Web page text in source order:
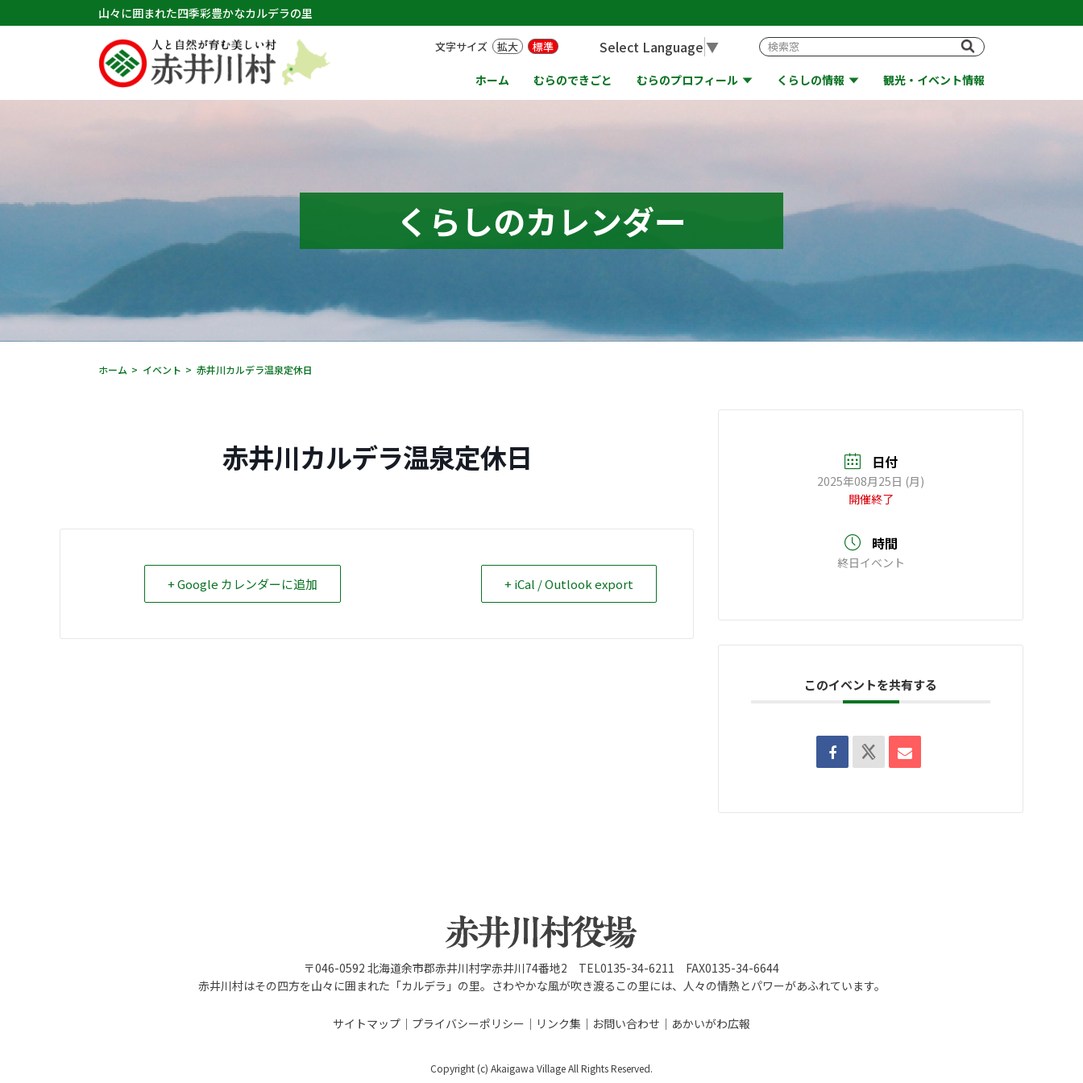
山々に囲まれた四季彩豊かなカルデラの里
ホーム むらのできごと むらのプロフィール くらしの情報 観光・イベント情報
文字サイズ 拡大 標準 Select Language▼
くらしのカレンダー
ホーム イベント 赤井川カルデラ温泉定休日
赤井川カルデラ温泉定休日
+ Google カレンダーに追加 + iCal / Outlook export
日付
2025年08月25日 (月)
開催終了
時間
終日イベント
このイベントを共有する
〒046-0592 北海道余市郡赤井川村字赤井川74番地2 TEL0135-34-6211 FAX0135-34-6644
赤井川村はその四方を山々に囲まれた「カルデラ」の里。さわやかな風が吹き渡るこの里には、人々の情熱とパワーがあふれています。
サイトマップ プライバシーポリシー リンク集 お問い合わせ あかいがわ広報
Copyright (c) Akaigawa Village All Rights Reserved.